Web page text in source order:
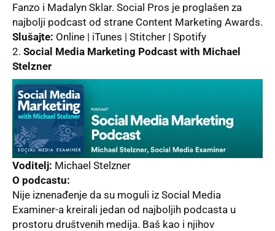
Fanzo i Madalyn Sklar. Social Pros je proglašen za
najbolјi podcast od strane Content Marketing Awards.
Slušajte: Online | iTunes | Stitcher | Spotify
Social Media Marketing Podcast with Michael
Stelzner
Voditelј: Michael Stelzner
O podcastu:
Nije iznenađenje da su moguli iz Social Media
Examiner-a kreirali jedan od najbolјih podcasta u
prostoru društvenih medija. Baš kao i njihov